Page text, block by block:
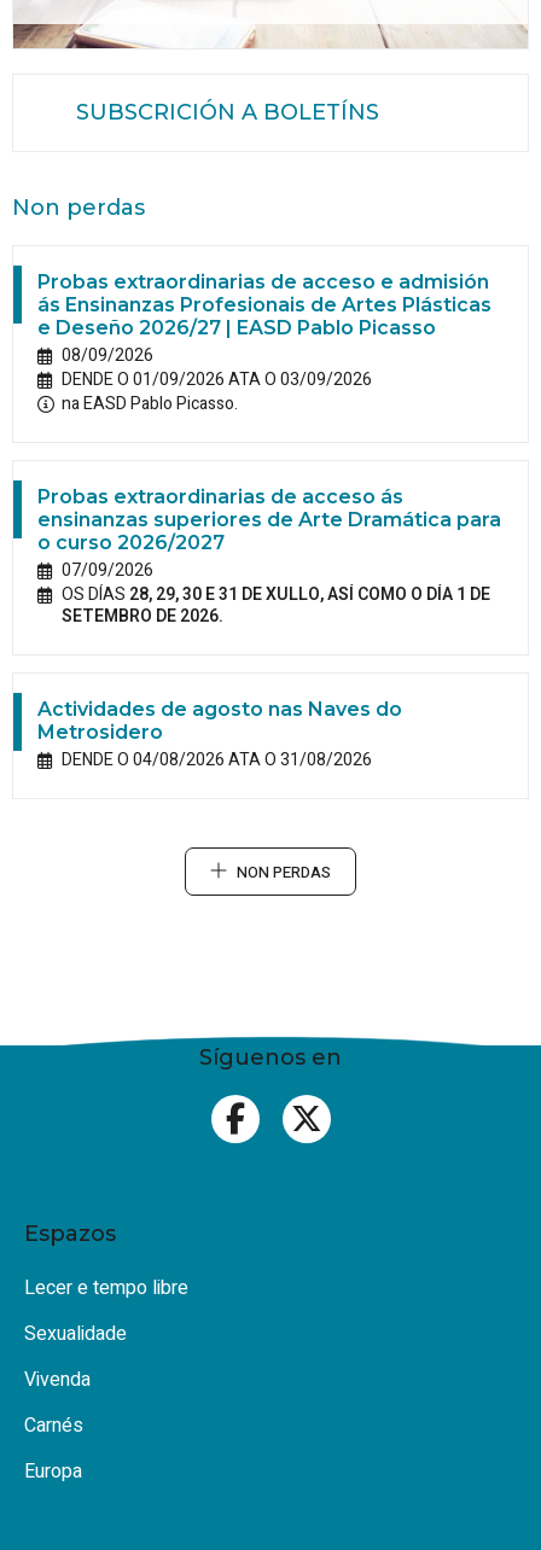
SUBSCRICIÓN A BOLETÍNS
Non perdas
Probas extraordinarias de acceso e admisión
ás Ensinanzas Profesionais de Artes Plásticas
e Deseño 2026/27 | EASD Pablo Picasso
08/09/2026
DENDE O 01/09/2026 ATA O 03/09/2026
na EASD Pablo Picasso.
Probas extraordinarias de acceso ás
ensinanzas superiores de Arte Dramática para
o curso 2026/2027
07/09/2026
OS DÍAS 28, 29, 30 E 31 DE XULLO, ASÍ COMO O DÍA 1 DE
SETEMBRO DE 2026.
Actividades de agosto nas Naves do
Metrosidero
DENDE O 04/08/2026 ATA O 31/08/2026
NON PERDAS
Síguenos en
Espazos
Lecer e tempo libre
Sexualidade
Vivenda
Carnés
Europa